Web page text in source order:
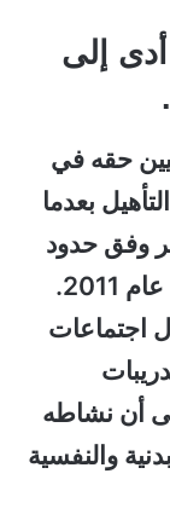
إلى
حقه في
بعدما
وفق حدود
اجتماعات
أن نشاطه
والنفسية